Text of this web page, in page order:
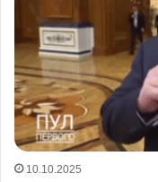
10.10.2025